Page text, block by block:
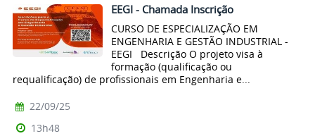
EEGI - Chamada Inscrição
CURSO DE ESPECIALIZAÇÃO EM
ENGENHARIA E GESTÃO INDUSTRIAL -
EEGI Descrição O projeto visa à
formação (qualificação ou
requalificação) de profissionais em Engenharia e...
22/09/25
13h48